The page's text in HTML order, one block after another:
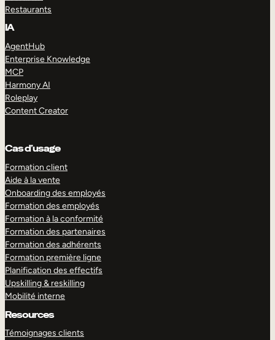
Restaurants
IA
AgentHub
Enterprise Knowledge
MCP
Harmony AI
Roleplay
Content Creator
Cas d’usage
Formation client
Aide à la vente
Onboarding des employés
Formation des employés
Formation à la conformité
Formation des partenaires
Formation des adhérents
Formation première ligne
Planification des effectifs
Upskilling & reskilling
Mobilité interne
Resources
Témoignages clients